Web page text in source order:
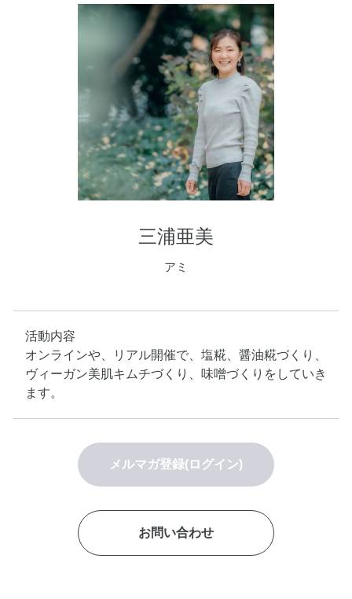
三浦亜美
アミ
活動内容
オンラインや、リアル開催で、塩糀、醤油糀づくり、
ヴィーガン美肌キムチづくり、味噌づくりをしていき
ます。
メルマガ登録(ログイン)
お問い合わせ